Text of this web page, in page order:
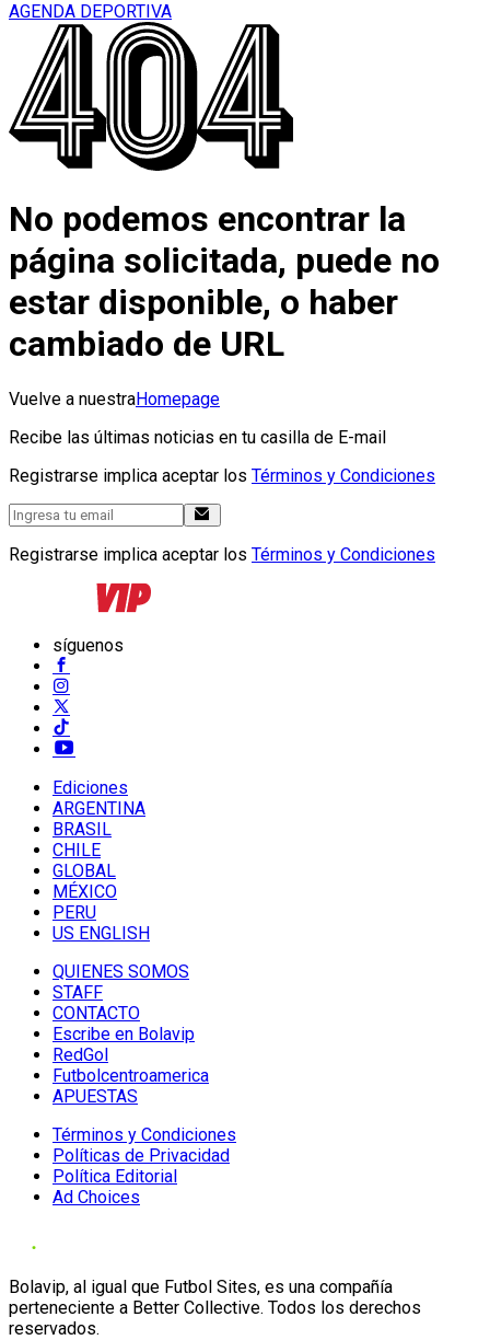
AGENDA DEPORTIVA
No podemos encontrar la
página solicitada, puede no
estar disponible, o haber
cambiado de URL
Vuelve a nuestraHomepage
Recibe las últimas noticias en tu casilla de E-mail
Registrarse implica aceptar los Términos y Condiciones
Registrarse implica aceptar los Términos y Condiciones
síguenos
Ediciones
ARGENTINA
BRASIL
CHILE
GLOBAL
MÉXICO
PERU
US ENGLISH
QUIENES SOMOS
STAFF
CONTACTO
Escribe en Bolavip
RedGol
Futbolcentroamerica
APUESTAS
Términos y Condiciones
Políticas de Privacidad
Política Editorial
Ad Choices
Bolavip, al igual que Futbol Sites, es una compañía
perteneciente a Better Collective. Todos los derechos
reservados.